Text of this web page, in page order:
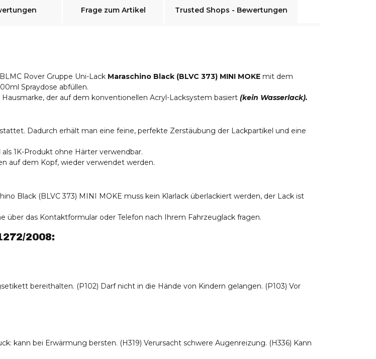
Frage zum Artikel Trusted Shops - Bewertungen
Rover Gruppe Uni-Lack Maraschino Black (BLVC 373) MINI MOKE mit dem
Spraydose abfüllen.
der auf dem konventionellen Acryl-Lacksystem basiert (kein Wasserlack).
Dadurch erhält man eine feine, perfekte Zerstäubung der Lackpartikel und eine
1K-Produkt ohne Härter verwendbar.
auf dem Kopf, wieder verwendet werden.
Black (BLVC 373) MINI MOKE muss kein Klarlack überlackiert werden, der Lack ist
über das Kontaktformular oder Telefon nach Ihrem Fahrzeuglack fragen.
2008:
bereithalten. (P102) Darf nicht in die Hände von Kindern gelangen. (P103) Vor
kann bei Erwärmung bersten. (H319) Verursacht schwere Augenreizung. (H336) Kann